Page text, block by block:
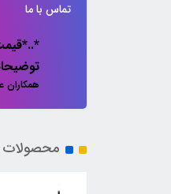
تماس با ما
توضیحات
همکاران
محصولات